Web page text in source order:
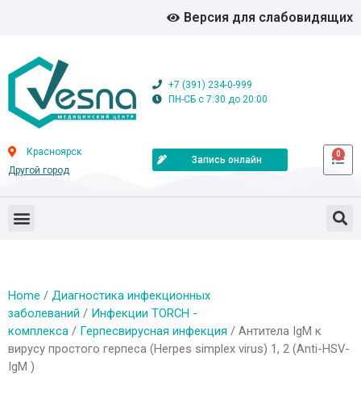
Версия для слабовидящих
+7 (391) 234-0-999
ПН-СБ с 7:30 до 20:00
Красноярск
Другой город
Запись онлайн
0
Home / Диагностика инфекционных
заболеваний / Инфекции TORCH -
комплекса / Герпесвирусная инфекция / Антитела IgM к
вирусу простого герпеса (Herpes simplex virus) 1, 2 (Anti-HSV-
IgM )